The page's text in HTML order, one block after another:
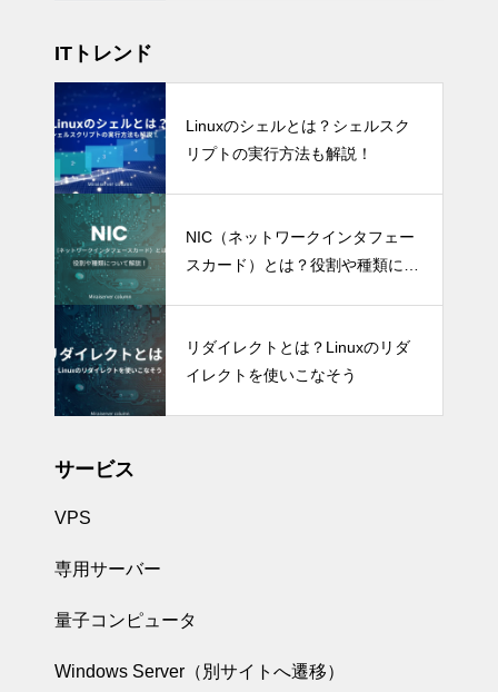
ITトレンド
Linuxのシェルとは？シェルスク
リプトの実行方法も解説！
NIC（ネットワークインタフェー
スカード）とは？役割や種類につ
リダイレクトとは？Linuxのリダ
イレクトを使いこなそう
サービス
VPS
専用サーバー
量子コンピュータ
Windows Server（別サイトへ遷移）